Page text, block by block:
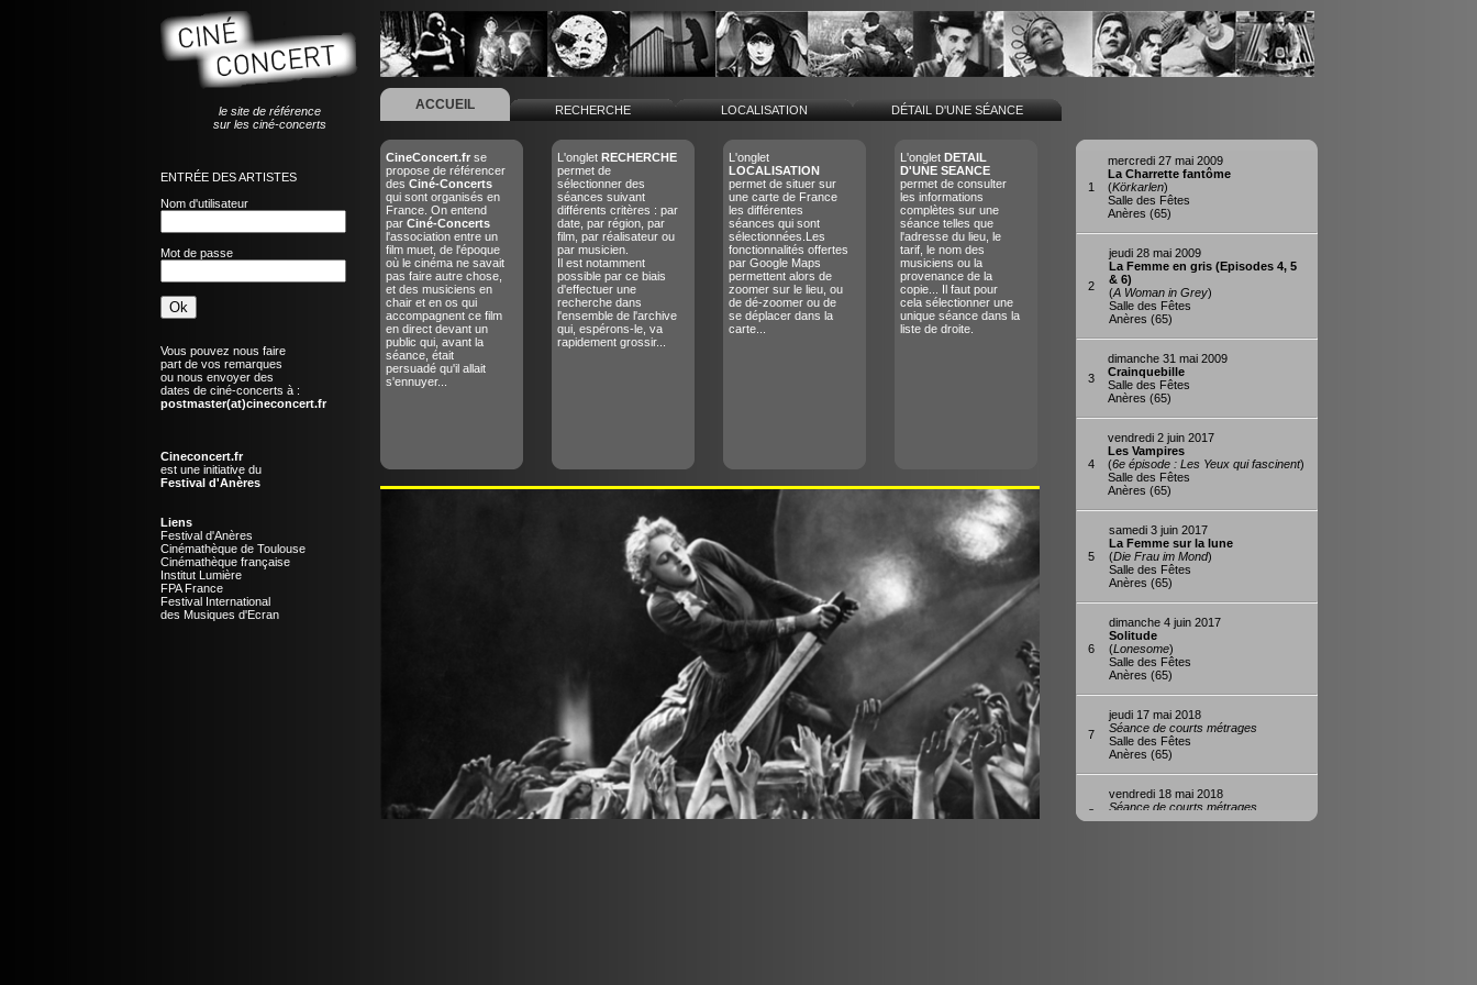
le site de référence
sur les ciné-concerts
ENTRÉE DES ARTISTES
Nom d'utilisateur
Mot de passe
Vous pouvez nous faire
part de vos remarques
ou nous envoyer des
dates de ciné-concerts à :
postmaster(at)cineconcert.fr
Cineconcert.fr
est une initiative du
Festival d'Anères
Liens
Festival d'Anères
Cinémathèque de Toulouse
Cinémathèque française
Institut Lumière
FPA France
Festival International
des Musiques d'Ecran
ACCUEIL RECHERCHE LOCALISATION DÉTAIL D'UNE SÉANCE
CineConcert.frse
propose de référencer
des Ciné-Concerts
qui sont organisés en
France. On entend
par Ciné-Concerts
l'association entre un
film muet, de l'époque
où le cinéma ne savait
pas faire autre chose,
et des musiciens en
chair et en os qui
accompagnent ce film
en direct devant un
public qui, avant la
séance, était
persuadé qu'il allait
s'ennuyer...
L'onglet RECHERCHE
permet de
sélectionner des
séances suivant
différents critères : par
date, par région, par
film, par réalisateur ou
par musicien.
Il est notamment
possible par ce biais
d'effectuer une
recherche dans
l'ensemble de l'archive
qui, espérons-le, va
rapidement grossir...
L'onglet
LOCALISATION
permet de situer sur
une carte de France
les différentes
séances qui sont
sélectionnées.Les
fonctionnalités offertes
par Google Maps
permettent alors de
zoomer sur le lieu, ou
de dé-zoomer ou de
se déplacer dans la
carte...
L'onglet DETAIL
D'UNE SEANCE
permet de consulter
les informations
complètes sur une
séance telles que
l'adresse du lieu, le
tarif, le nom des
musiciens ou la
provenance de la
copie... Il faut pour
cela sélectionner une
unique séance dans la
liste de droite.
1
mercredi 27 mai 2009
La Charrette fantôme
(Körkarlen)
Salle des Fêtes
Anères (65)
2
jeudi 28 mai 2009
La Femme en gris (Episodes 4, 5
& 6)
(A Woman in Grey)
Salle des Fêtes
Anères (65)
3
dimanche 31 mai 2009
Crainquebille
Salle des Fêtes
Anères (65)
4
vendredi 2 juin 2017
Les Vampires
(6e épisode : Les Yeux qui fascinent)
Salle des Fêtes
Anères (65)
5
samedi 3 juin 2017
La Femme sur la lune
(Die Frau im Mond)
Salle des Fêtes
Anères (65)
6
dimanche 4 juin 2017
Solitude
(Lonesome)
Salle des Fêtes
Anères (65)
7
jeudi 17 mai 2018
Séance de courts métrages
Salle des Fêtes
Anères (65)
8
vendredi 18 mai 2018
Séance de courts métrages
Salle des Fêtes